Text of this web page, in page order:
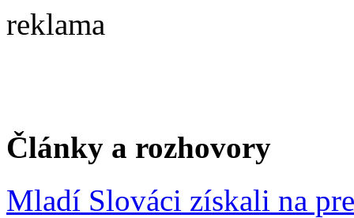
reklama
Články a rozhovory
Mladí Slováci získali na